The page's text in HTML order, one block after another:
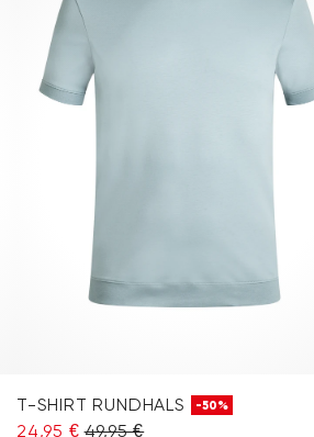
T-SHIRT RUNDHALS -50%
24,95 € 49,95 €